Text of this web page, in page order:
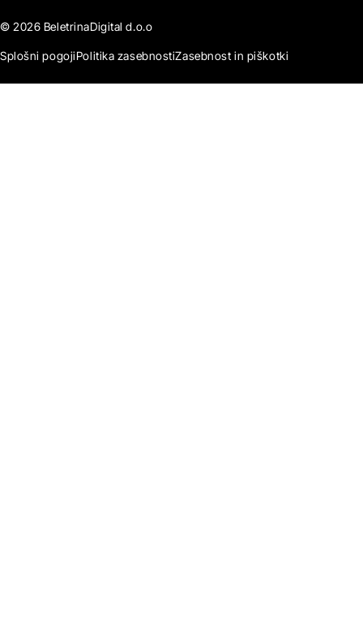
© 2026 BeletrinaDigital d.o.o
Splošni pogojiPolitika zasebnostiZasebnost in piškotki